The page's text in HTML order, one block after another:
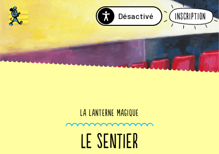
Désactivé Inscription
La Lanterne Magique
LE SENTIER